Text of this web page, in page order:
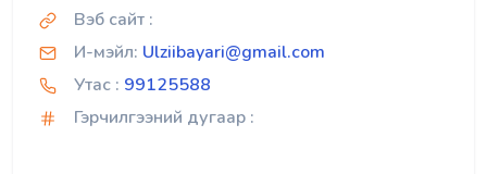
Вэб сайт :
И-мэйл: Ulziibayari@gmail.com
Утас : 99125588
Гэрчилгээний дугаар :